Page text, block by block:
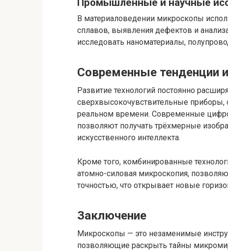
Промышленные и научные
В материаловедении микроскопы
сплавов, выявления дефектов и
исследовать наноматериалы,
Современные тенденции
Развитие технологий постоянно
сверхвысокочувствительные
реальном времени. Современные
позволяют получать трёхмерные
искусственного интеллекта.
Кроме того, комбинированные
атомно-силовая микроскопия,
точностью, что открывает новые
Заключение
Микроскопы — это незаменимые
позволяющие раскрыть тайны